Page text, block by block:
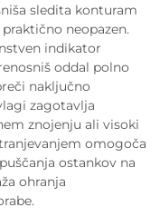
sledita konturam
neopazen.
indikator
oddal polno
naključno
zagotavlja
znojenju ali visoki
omogoča
ostankov na
ohranja